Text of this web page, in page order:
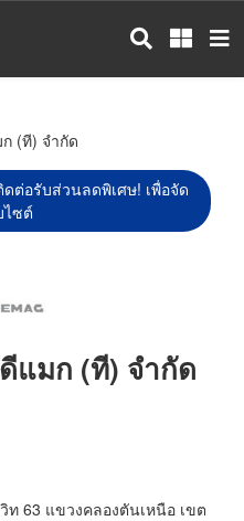
(ที) จำกัด
ต่อรับส่วนลดพิเศษ! เพื่อจัด
ไซต์
แมก (ที) จำกัด
63 แขวงคลองตันเหนือ เขต